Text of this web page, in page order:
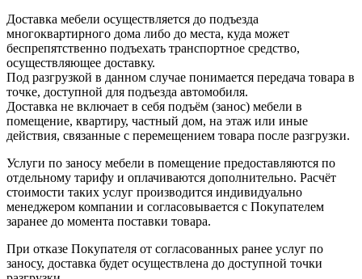
Доставка мебели осуществляется до подъезда
многоквартирного дома либо до места, куда может
беспрепятственно подъехать транспортное средство,
осуществляющее доставку.
Под разгрузкой в данном случае понимается передача товара в
точке, доступной для подъезда автомобиля.
Доставка не включает в себя подъём (занос) мебели в
помещение, квартиру, частный дом, на этаж или иные
действия, связанные с перемещением товара после разгрузки.
Услуги по заносу мебели в помещение предоставляются по
отдельному тарифу и оплачиваются дополнительно. Расчёт
стоимости таких услуг производится индивидуально
менеджером компании и согласовывается с Покупателем
заранее до момента поставки товара.
При отказе Покупателя от согласованных ранее услуг по
заносу, доставка будет осуществлена до доступной точки